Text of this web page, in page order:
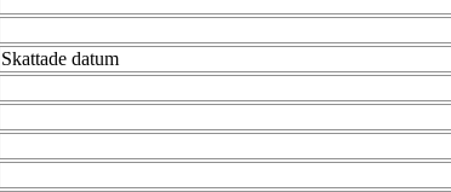
Skattade datum